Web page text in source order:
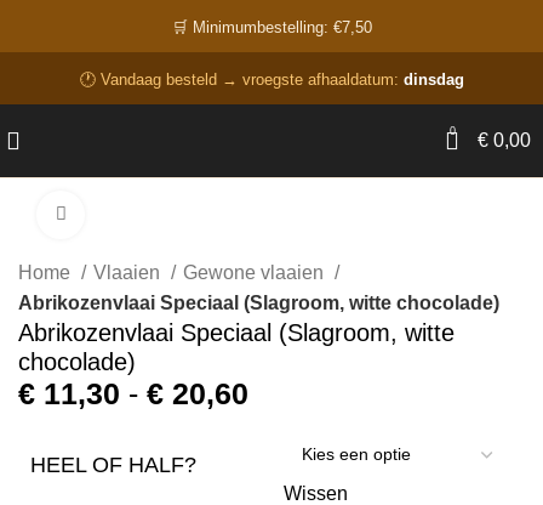
🛒 Minimumbestelling: €7,50
🕐 Vandaag besteld → vroegste afhaaldatum: dinsdag
0 € 0,00
Home Vlaaien
Gewone vlaaien
Abrikozenvlaai Speciaal (Slagroom, witte chocolade)
Abrikozenvlaai Speciaal (Slagroom, witte
chocolade)
€ 11,30 - € 20,60
HEEL OF HALF?
Wissen